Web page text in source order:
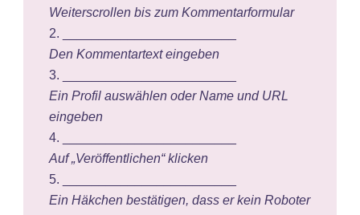
Weiterscrollen bis zum Kommentarformular
2. ________________________
Den Kommentartext eingeben
3. ________________________
Ein Profil auswählen oder Name und URL
eingeben
4. ________________________
Auf „Veröffentlichen“ klicken
5. ________________________
Ein Häkchen bestätigen, dass er kein Roboter